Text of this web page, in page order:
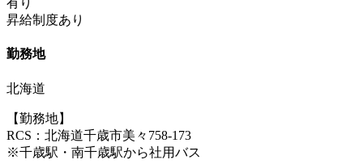
有り
昇給制度あり
勤務地
北海道
【勤務地】
RCS：北海道千歳市美々758-173
※千歳駅・南千歳駅から社用バス